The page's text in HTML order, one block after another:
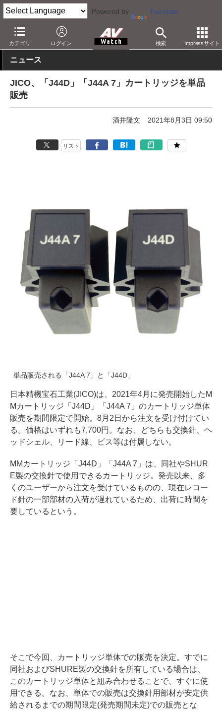
Powered by Translate
カテゴリ ログイン 検索 Impressサイト
AV Watch 製品 レコードプレーヤー カートリッジ
ニュース
JICO、「J44D」「J44A 7」カートリッジを単品
販売
酒井隆文 2021年8月3日 09:50
リスト
単品販売される「J44A 7」と「J44D」
日本精機宝石工業(JICO)は、2021年4月に発売開始したM
Mカートリッジ「J44D」「J44A 7」のカートリッジ単体
販売を期間限定で開始。8月2日から注文を受け付けてい
る。価格はいずれも7,700円。なお、どちらも交換針、ヘ
ッドシェル、リード線、ビス等は付属しない。
MMカートリッジ「J44D」「J44A 7」は、同社やSHUR
E製の交換針で使用できるカートリッジ。発売以来、多
くのユーザーから注文を受けているものの、現在レコー
ド針の一部部材の入荷が遅れているため、出荷に時間を
要しているという。
そこで今回、カートリッジ単体での販売を決定。すでに
同社およびSHURE製の交換針を所有している場合は、
このカートリッジ単体と組み合わせることで、すぐに使
用できる。なお、単体での販売は交換針用部材が安定供
給されるまでの期間限定(発売期間未定)での販売とな